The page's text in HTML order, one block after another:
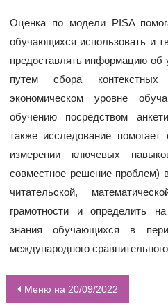
Оценка по модели PISA
обучающихся использовать и
предоставлять информацию об
путем сбора
экономическом уровне
обучению посредством
также исследование
измерении ключевых
совместное решение проблем)
читательской,
грамотности и определить
знания обучающихся в
международного
НАВИГАЦИЯ ПО ЗАПИСЯМ
Меню на 20/09/2022